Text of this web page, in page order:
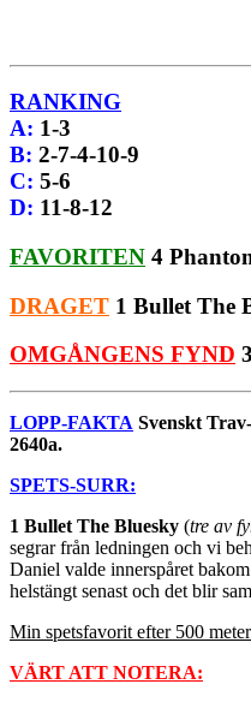
RANKING
A: 1-3
B: 2-7-4-10-9
C: 5-6
D: 11-8-12
FAVORITEN 4
DRAGET 1 Bullet The
OMGÅNGENS FYND
LOPP-FAKTA Svenskt
2640a.
SPETS-SURR:
1 Bullet The Bluesky (tre av
segrar från ledningen och vi
Daniel valde innerspåret
helstängt senast och det blir
Min spetsfavorit efter 500
VÄRT ATT NOTERA: